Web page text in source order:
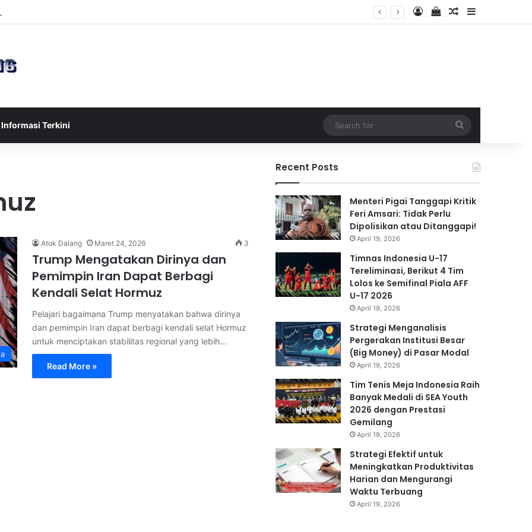
Log InView your
Random Article
Sidebar
Informasi Terkini
for
Atok Dalang Maret 24, 2026 3
Trump Mengatakan Dirinya dan
Pemimpin Iran Dapat Berbagi
Kendali Selat Hormuz
Pelajari bagaimana Trump menyatakan bahwa dirinya
dan pemimpin Iran dapat berbagi kendali selat Hormuz
untuk menciptakan stabilitas regional yang lebih…
Read More »
Recent Posts
Menteri Pigai Tanggapi Kritik
Feri Amsari: Tidak Perlu
Dipolisikan atau Ditanggapi!
April 19, 2026
Timnas Indonesia U-17
Tereliminasi, Berikut 4 Tim
Lolos ke Semifinal Piala AFF
U-17 2026
April 19, 2026
Strategi Menganalisis
Pergerakan Institusi Besar
(Big Money) di Pasar Modal
April 19, 2026
Tim Tenis Meja Indonesia Raih
Banyak Medali di SEA Youth
2026 dengan Prestasi
Gemilang
April 19, 2026
Strategi Efektif untuk
Meningkatkan Produktivitas
Harian dan Mengurangi
Waktu Terbuang
April 19, 2026